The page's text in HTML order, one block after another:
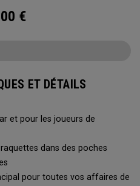
€
ET DÉTAILS
et pour les joueurs de
dans des poches
pour toutes vos affaires de